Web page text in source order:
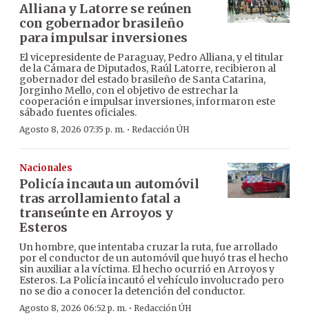
Alliana y Latorre se reúnen
con gobernador brasileño
para impulsar inversiones
El vicepresidente de Paraguay, Pedro Alliana, y el titular
de la Cámara de Diputados, Raúl Latorre, recibieron al
gobernador del estado brasileño de Santa Catarina,
Jorginho Mello, con el objetivo de estrechar la
cooperación e impulsar inversiones, informaron este
sábado fuentes oficiales.
Agosto 8, 2026 07:35 p. m. · Redacción ÚH
Nacionales
Policía incauta un automóvil
tras arrollamiento fatal a
transeúnte en Arroyos y
Esteros
Un hombre, que intentaba cruzar la ruta, fue arrollado
por el conductor de un automóvil que huyó tras el hecho
sin auxiliar a la víctima. El hecho ocurrió en Arroyos y
Esteros. La Policía incautó el vehículo involucrado pero
no se dio a conocer la detención del conductor.
Agosto 8, 2026 06:52 p. m. · Redacción ÚH